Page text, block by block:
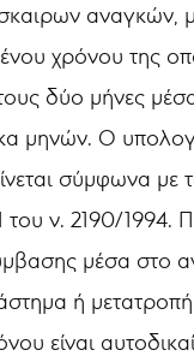
αναγκών,
χρόνου της
δύο μήνες
μηνών. Ο
σύμφωνα με
του ν. 2190/1994.
μέσα στο
ή
είναι